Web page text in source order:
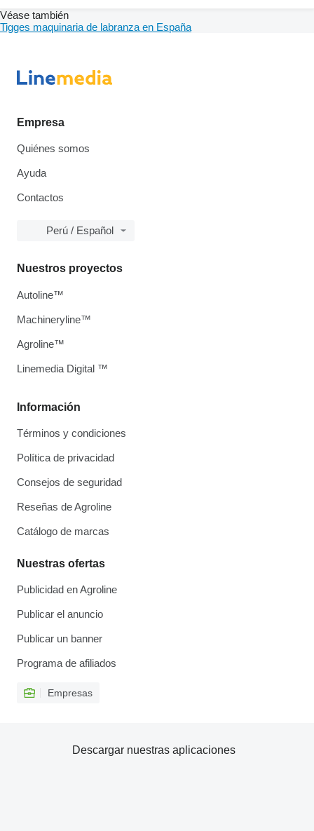
Véase también
Tigges maquinaria de labranza en España
Empresa
Quiénes somos
Ayuda
Contactos
Perú / Español
Información
Términos y condiciones
Política de privacidad
Consejos de seguridad
Reseñas de Agroline
Catálogo de marcas
Nuestras ofertas
Publicidad en Agroline
Publicar el anuncio
Publicar un banner
Programa de afiliados
Empresas
Nuestros proyectos
Autoline™
Machineryline™
Agroline™
Linemedia Digital ™
Descargar nuestras aplicaciones